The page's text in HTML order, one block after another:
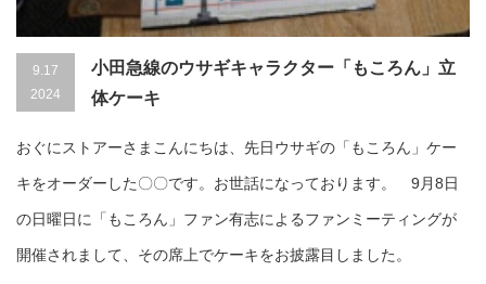
9.17
2024
小田急線のウサギキャラクター「もころん」立
体ケーキ
おぐにストアーさまこんにちは、先日ウサギの「もころん」ケー
キをオーダーした〇〇です。お世話になっております。 9月8日
の日曜日に「もころん」ファン有志によるファンミーティングが
開催されまして、その席上でケーキをお披露目しました。